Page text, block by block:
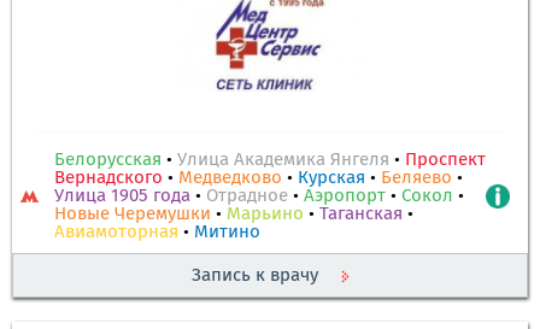
Белорусская • Улица Академика Янгеля • Проспект
Вернадского • Медведково • Курская • Беляево •
Улица 1905 года • Отрадное • Аэропорт • Сокол •
Новые Черемушки • Марьино • Таганская •
Авиамоторная • Митино
Запись к врачу